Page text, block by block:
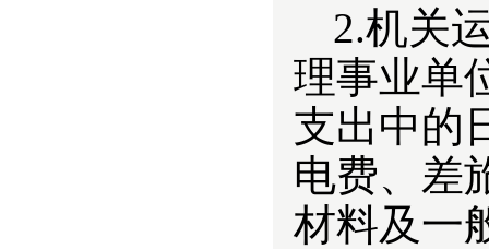
2.机关
理事业单
支出中的
电费、差
材料及一